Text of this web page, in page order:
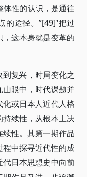
体性的认识，是通往
的途径。”[49]“把过
这本身就是变革的
复兴，时局变化之
眼中，时代课题并
或日本人近代人格
续性，从根本上决
性。其第一期作品
中探寻近代性的成
日本思想史中向前